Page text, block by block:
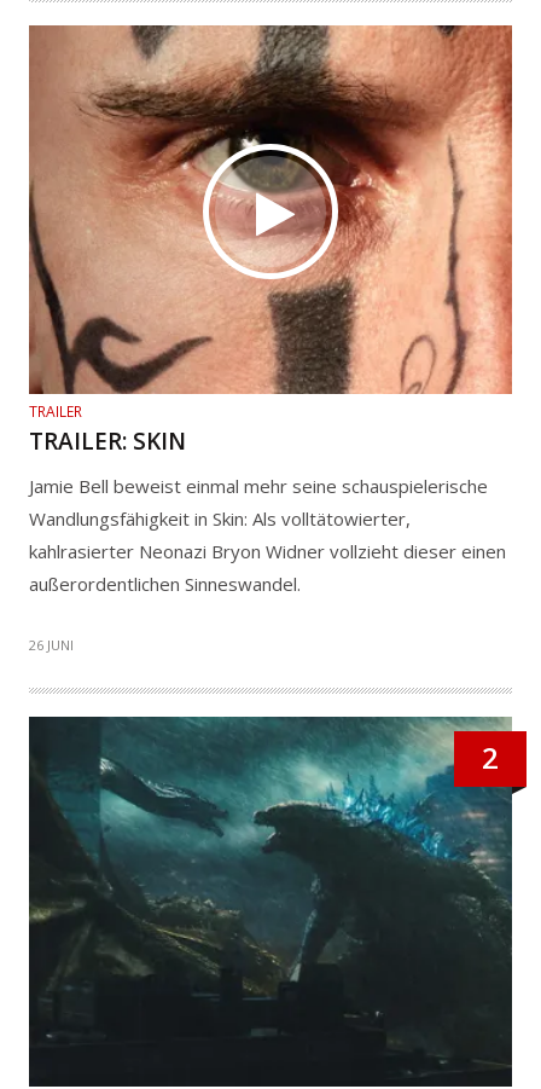
TRAILER
TRAILER: SKIN
Jamie Bell beweist einmal mehr seine schauspielerische
Wandlungsfähigkeit in Skin: Als volltätowierter,
kahlrasierter Neonazi Bryon Widner vollzieht dieser einen
außerordentlichen Sinneswandel.
26 JUNI
2